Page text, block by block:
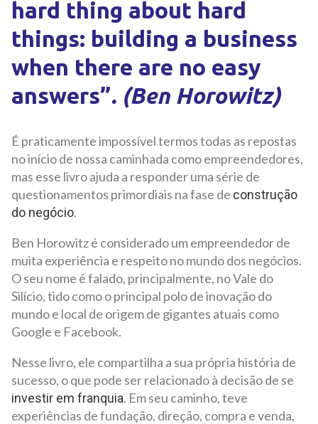
hard thing about hard
things: building a business
when there are no easy
answers”. (Ben Horowitz)
É praticamente impossível termos todas as repostas
no início de nossa caminhada como empreendedores,
mas esse livro ajuda a responder uma série de
questionamentos primordiais na fase de construção
do negócio.
Ben Horowitz é considerado um empreendedor de
muita experiência e respeito no mundo dos negócios.
O seu nome é falado, principalmente, no Vale do
Silício, tido como o principal polo de inovação do
mundo e local de origem de gigantes atuais como
Google e Facebook.
Nesse livro, ele compartilha a sua própria história de
sucesso, o que pode ser relacionado à decisão de se
investir em franquia. Em seu caminho, teve
experiências de fundação, direção, compra e venda,